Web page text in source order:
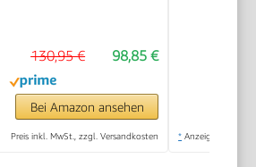
98,85 €
130,95 €
Bei Amazon ansehen
Preis inkl. MwSt., zzgl. Versandkosten * Anzeige